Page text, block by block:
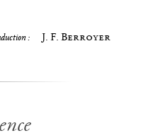
: J. F. Berroyer